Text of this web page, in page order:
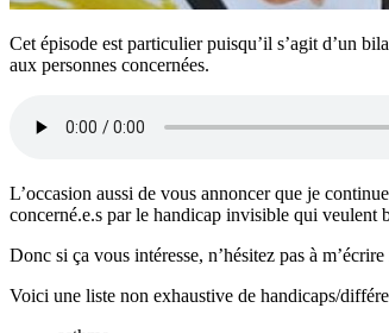
Cet épisode est particulier puisqu’il s’agit d’un
aux personnes concernées.
L’occasion aussi de vous annoncer que je
concerné.e.s par le handicap invisible qui veulent
Donc si ça vous intéresse, n’hésitez pas à
Voici une liste non exhaustive de handicaps/